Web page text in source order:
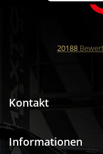
20188
Kontakt
Informationen